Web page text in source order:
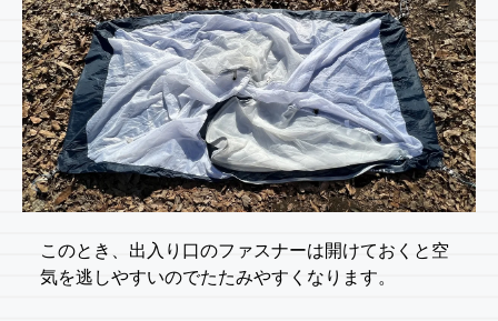
このとき、出入り口のファスナーは開けておくと空
気を逃しやすいのでたたみやすくなります。